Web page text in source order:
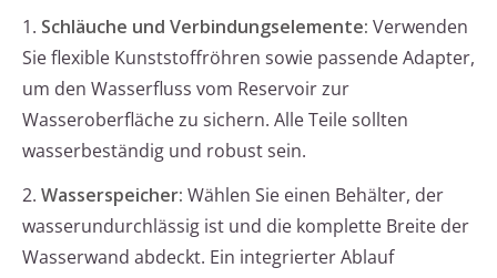
1. Schläuche und Verbindungselemente: Verwenden
Sie flexible Kunststoffröhren sowie passende Adapter,
um den Wasserfluss vom Reservoir zur
Wasseroberfläche zu sichern. Alle Teile sollten
wasserbeständig und robust sein.
2. Wasserspeicher: Wählen Sie einen Behälter, der
wasserundurchlässig ist und die komplette Breite der
Wasserwand abdeckt. Ein integrierter Ablauf